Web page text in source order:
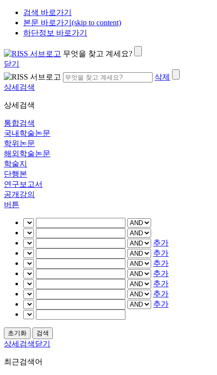
검색 바로가기
본문 바로가기(skip to content)
하단정보 바로가기
무엇을 찾고 계세요?
닫기
삭제
상세검색
상세검색
통합검색
국내학술논문
학위논문
해외학술논문
학술지
단행본
연구보고서
공개강의
버튼
추가
추가
추가
추가
추가
추가
추가
상세검색닫기
최근검색어